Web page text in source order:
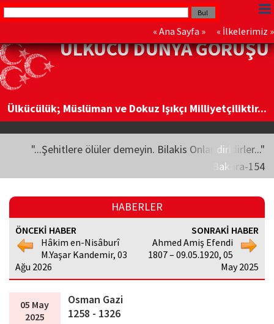
« Ana Sayfa » « İlkelerimiz »
ÜLKÜCÜ DÜNYA GÖRÜŞÜ
Ülkücülük; Müslüman ve Dokuz Işıkçı Milliyetçiliktir...
"...Şehitlere ölüler demeyin. Bilakis Onlar diridirler..."
Bakara-154
HABERLER
ÖNCEKİ HABER
Hâkim en-Nisâburî
M.Yaşar Kandemir, 03
Ağu 2026
SONRAKİ HABER
Ahmed Amiş Efendi
1807 – 09.05.1920, 05
May 2025
05 May
2025
Osman Gazi
1258 - 1326